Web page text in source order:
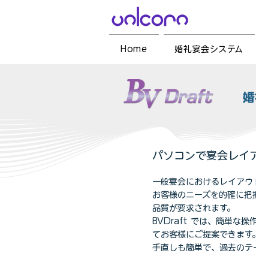
Home 婚礼宴会システム
パソコンで宴会レ
一般宴会におけるレイアウ
お客様のニーズを的確に
品質が要求されます。
BVDraft では、簡単な操
てお客様にご提案できます。
手直しも簡単で、過去のテ